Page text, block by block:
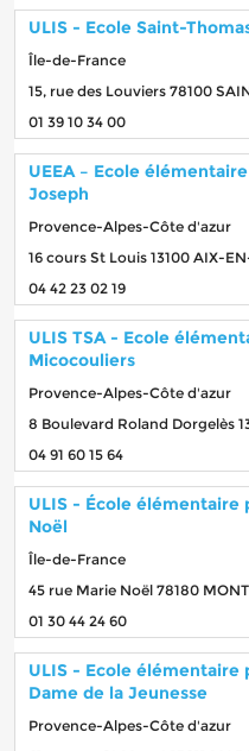
ULIS - Ecole Saint-
Île-de-France
15, rue des Louviers 78100
01 39 10 34 00
UEEA – Ecole
Joseph
Provence-Alpes-Côte d'azur
16 cours St Louis 13100 AIX-
04 42 23 02 19
ULIS TSA - Ecole
Micocouliers
Provence-Alpes-Côte d'azur
8 Boulevard Roland Dorgelès
04 91 60 15 64
ULIS - École élémentaire
Noël
Île-de-France
45 rue Marie Noël 78180
01 30 44 24 60
ULIS - Ecole élémentaire
Dame de la Jeunesse
Provence-Alpes-Côte d'azur